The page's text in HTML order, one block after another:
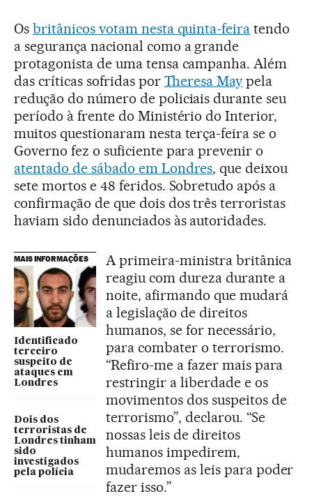
Os britânicos votam nesta quinta-feira tendo
a segurança nacional como a grande
protagonista de uma tensa campanha. Além
das críticas sofridas por Theresa May pela
redução do número de policiais durante seu
período à frente do Ministério do Interior,
muitos questionaram nesta terça-feira se o
Governo fez o suficiente para prevenir o
atentado de sábado em Londres, que deixou
sete mortos e 48 feridos. Sobretudo após a
confirmação de que dois dos três terroristas
haviam sido denunciados às autoridades.
MAIS INFORMAÇÕES
Identificado
terceiro
suspeito de
ataques em
Londres
Dois dos
terroristas de
Londres tinham
sido
investigados
pela polícia
A primeira-ministra britânica
reagiu com dureza durante a
noite, afirmando que mudará
a legislação de direitos
humanos, se for necessário,
para combater o terrorismo.
“Refiro-me a fazer mais para
restringir a liberdade e os
movimentos dos suspeitos de
terrorismo”, declarou. “Se
nossas leis de direitos
humanos impedirem,
mudaremos as leis para poder
fazer isso.”